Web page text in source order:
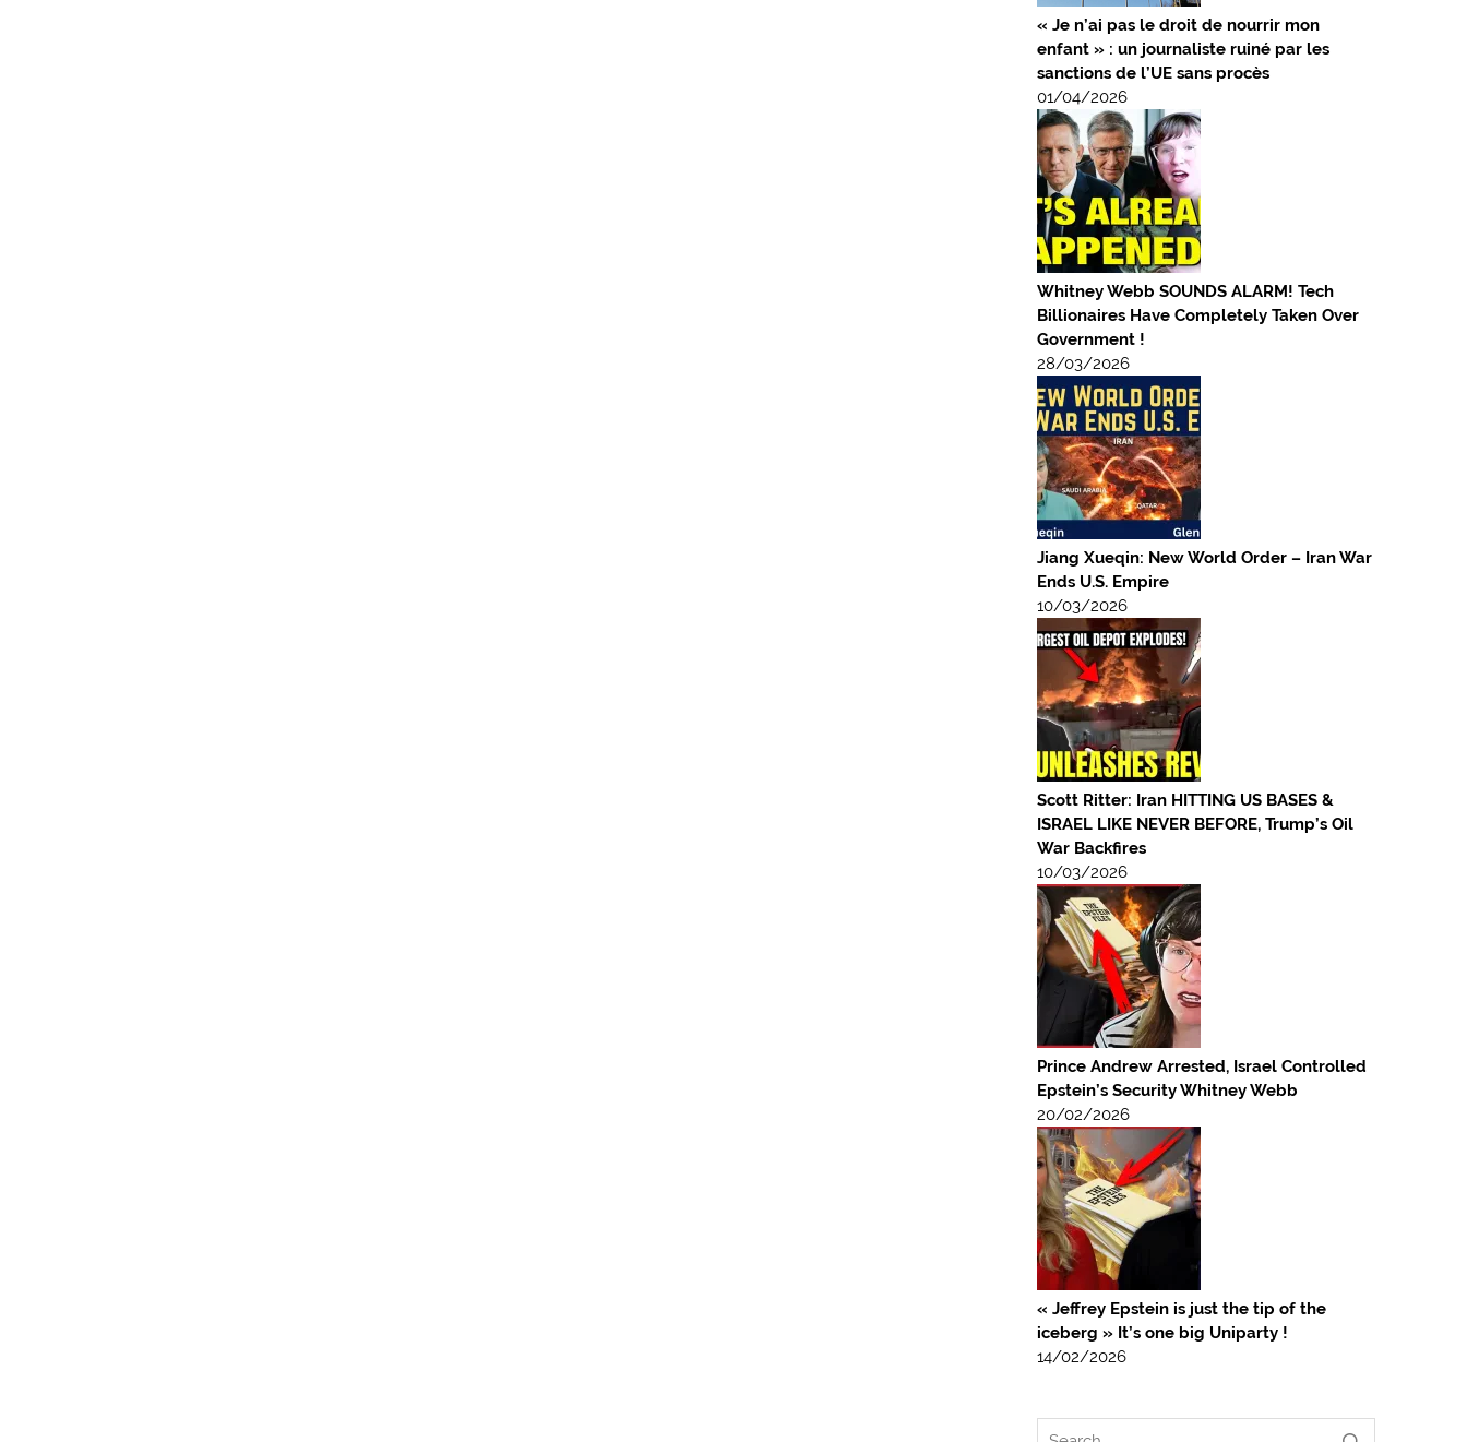
« Je n’ai pas le droit de nourrir mon
enfant » : un journaliste ruiné par les
sanctions de l’UE sans procès
01/04/2026
Whitney Webb SOUNDS ALARM! Tech
Billionaires Have Completely Taken Over
Government !
28/03/2026
Jiang Xueqin: New World Order – Iran War
Ends U.S. Empire
10/03/2026
Scott Ritter: Iran HITTING US BASES &
ISRAEL LIKE NEVER BEFORE, Trump’s Oil
War Backfires
10/03/2026
Prince Andrew Arrested, Israel Controlled
Epstein’s Security Whitney Webb
20/02/2026
« Jeffrey Epstein is just the tip of the
iceberg » It’s one big Uniparty !
14/02/2026